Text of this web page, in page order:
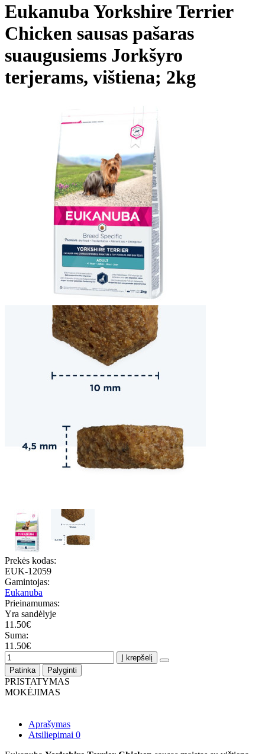
Eukanuba Yorkshire Terrier
Chicken sausas pašaras
suaugusiems Jorkšyro
terjerams, vištiena; 2kg
Prekės kodas:
EUK-12059
Gamintojas:
Eukanuba
Prieinamumas:
Yra sandėlyje
11.50€
Suma:
11.50€
Į krepšelį
Patinka
Palyginti
PRISTATYMAS
MOKĖJIMAS
Aprašymas
Atsiliepimai 0